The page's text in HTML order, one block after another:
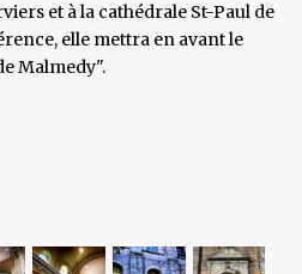
et à la cathédrale St-Paul de
elle mettra en avant le
Malmedy".